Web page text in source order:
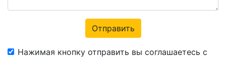
Отправить
Нажимая кнопку отправить вы соглашаетесь с